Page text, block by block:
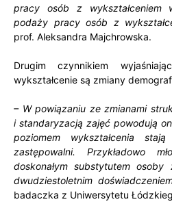
pracy osób z wykształceniem
podaży pracy osób z
prof. Aleksandra Majchrowska.
Drugim czynnikiem
wykształcenie są zmiany
– W powiązaniu ze zmianami
i standaryzacją zajęć powodują
poziomem wykształcenia
zastępowalni. Przykładowo
doskonałym substytutem
dwudziestoletnim
badaczka z Uniwersytetu